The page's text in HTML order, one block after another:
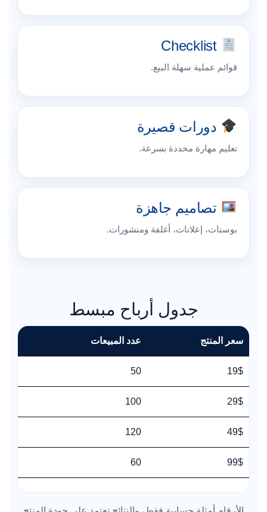
Checklist
قوائم عملية سهلة البيع.
دورات قصيرة
تعليم مهارة محددة بسرعة.
تصاميم جاهزة
بوستات، إعلانات، أغلفة ومنشورات.
جدول أرباح مبسط
سعر المنتج عدد المبيعات
19$
50
29$
100
49$
120
99$
60